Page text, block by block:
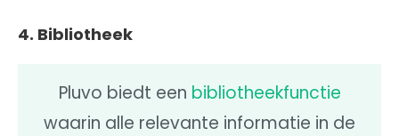
4. Bibliotheek
Pluvo biedt een bibliotheekfunctie
waarin alle relevante informatie in de